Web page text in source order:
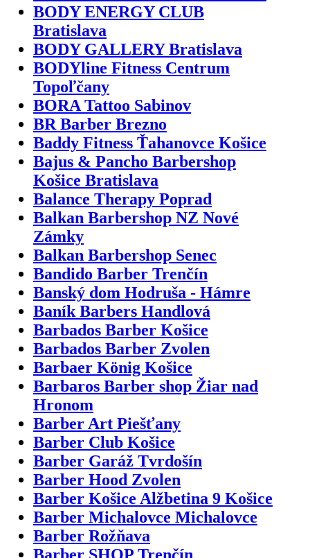
BODY ENERGY CLUB
Bratislava
BODY GALLERY Bratislava
BODYline Fitness Centrum
Topoľčany
BORA Tattoo Sabinov
BR Barber Brezno
Baddy Fitness Ťahanovce Košice
Bajus & Pancho Barbershop
Košice Bratislava
Balance Therapy Poprad
Balkan Barbershop NZ Nové
Zámky
Balkan Barbershop Senec
Bandido Barber Trenčín
Banský dom Hodruša - Hámre
Baník Barbers Handlová
Barbados Barber Košice
Barbados Barber Zvolen
Barbaer König Košice
Barbaros Barber shop Žiar nad
Hronom
Barber Art Piešťany
Barber Club Košice
Barber Garáž Tvrdošín
Barber Hood Zvolen
Barber Košice Alžbetina 9 Košice
Barber Michalovce Michalovce
Barber Rožňava